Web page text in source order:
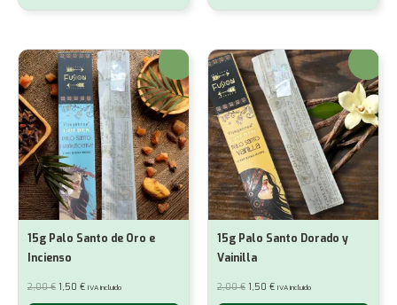
¡Oferta!
15g Palo Santo de Oro e
Incienso
2,00€ El
precio
1,50 €ElIVA incluido
¡Oferta!
15g Palo Santo Dorado y
Vainilla
2,00€ El
precio
1,50 €ElIVA incluido